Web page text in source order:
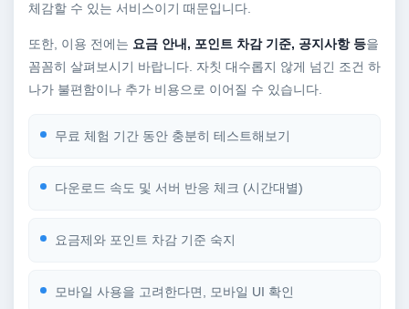
체감할 수 있는 서비스이기 때문입니다.
또한, 이용 전에는 요금 안내, 포인트 차감 기준, 공지사항 등을
꼼꼼히 살펴보시기 바랍니다. 자칫 대수롭지 않게 넘긴 조건 하
나가 불편함이나 추가 비용으로 이어질 수 있습니다.
무료 체험 기간 동안 충분히 테스트해보기
다운로드 속도 및 서버 반응 체크 (시간대별)
요금제와 포인트 차감 기준 숙지
모바일 사용을 고려한다면, 모바일 UI 확인